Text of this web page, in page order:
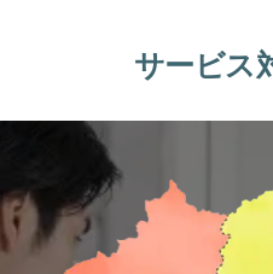
サービス